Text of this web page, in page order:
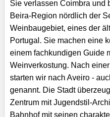
Sie verlassen Coimbra und
Beira-Region nördlich der
Weinbaugebiet, eines der
Portugal. Sie machen eine
einem fachkundigen Guide
Weinverkostung. Nach
starten wir nach Aveiro -
genannt. Die Stadt
Zentrum mit Jugendstil-
Bahnhof mit seinen